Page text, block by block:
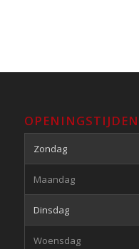
OPENINGSTIJDEN
Zondag
Maandag
Dinsdag
Woensdag